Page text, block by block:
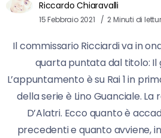
Riccardo Chiaravalli
15 Febbraio 2021 2 Minuti di
Il commissario Ricciardi va in
quarta puntata dal titolo: Il
L’appuntamento è su Rai 1 in
della serie è Lino Guanciale. La
D’Alatri. Ecco quanto è
precedenti e quanto avviene,